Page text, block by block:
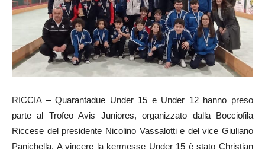
RICCIA – Quarantadue Under 15 e Under 12 hanno preso
parte al Trofeo Avis Juniores, organizzato dalla Bocciofila
Riccese del presidente Nicolino Vassalotti e del vice Giuliano
Panichella. A vincere la kermesse Under 15 è stato Christian